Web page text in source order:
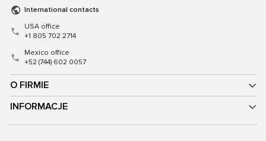
O FIRMIE
INFORMACJE
International contacts
USA office
+1 805 702 2714
Mexico office
+52 (744) 602 0057